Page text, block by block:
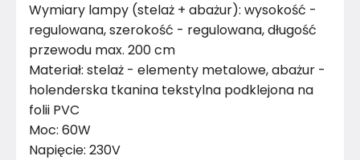
Wymiary lampy (stelaż + abażur): wysokość -
regulowana, szerokość - regulowana, długość
przewodu max. 200 cm
Materiał: stelaż - elementy metalowe, abażur -
holenderska tkanina tekstylna podklejona na
folii PVC
Moc: 60W
Napięcie: 230V